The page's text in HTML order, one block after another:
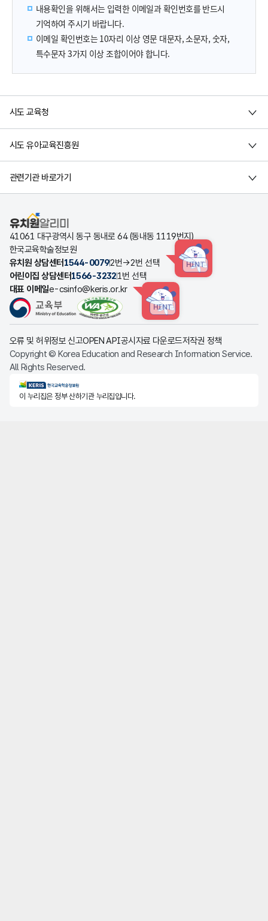
내용확인을 위해서는 입력한 이메일과 확인번호를 반드시
기억하여 주시기 바랍니다.
이메일 확인번호는 10자리 이상 영문 대문자, 소문자, 숫자,
특수문자 3가지 이상 조합이어야 합니다.
시도 교육청
시도 유아교육진흥원
관련기관 바로가기
유치원알리미
41061 대구광역시 동구 동내로 64 (동내동 1119번지)
한국교육학술정보원
유치원 상담센터 1544-00792번→2번 선택 HINT
어린이집 상담센터1566-32321번 선택
대표 이메일e-csinfo@keris.or.kr
HINT
오류 및 허위정보 신고OPEN API공시자료 다운로드저작권 정책
Copyright © Korea Education and Research Information Service.
All Rights Reserved.
KERIS한국교육학술정보원
이 누리집은 정부 산하기관 누리집입니다.